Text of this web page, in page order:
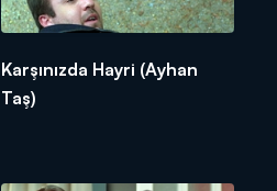
Karşınızda Hayri (Ayhan
Taş)